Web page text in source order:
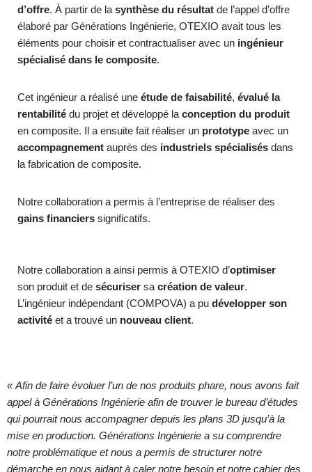
d’offre. À partir de la synthèse du résultat de l’appel d’offre
élaboré par Générations Ingénierie, OTEXIO avait tous les
éléments pour choisir et contractualiser avec un ingénieur
spécialisé dans le composite.
Cet ingénieur a réalisé une étude de faisabilité, évalué la
rentabilité du projet et développé la conception du produit
en composite. Il a ensuite fait réaliser un prototype avec un
accompagnement auprès des industriels spécialisés dans
la fabrication de composite.
Notre collaboration a permis à l’entreprise de réaliser des
gains financiers significatifs.
Notre collaboration a ainsi permis à OTEXIO d’optimiser
son produit et de sécuriser sa création de valeur.
L’ingénieur indépendant (COMPOVA) a pu développer son
activité et a trouvé un nouveau client.
« Afin de faire évoluer l’un de nos produits phare, nous avons fait
appel à Générations Ingénierie afin de trouver le bureau d’études
qui pourrait nous accompagner depuis les plans 3D jusqu’à la
mise en production. Générations Ingénierie a su comprendre
notre problématique et nous a permis de structurer notre
démarche en nous aidant à caler notre besoin et notre cahier des